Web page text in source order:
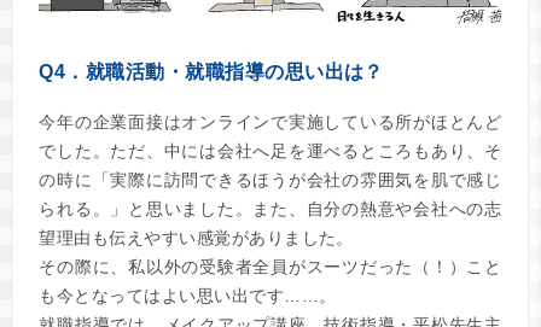
Q4．就職活動・就職指導の思い出は？
今年の企業面接はオンラインで実施している所がほとんど
でした。ただ、中には会社へ足を運べるところもあり、そ
の時に「実際に訪問できるほうが会社の雰囲気を肌で感じ
られる。」と思いました。また、自分の熱意や会社への志
望理由も伝えやすい感覚がありました。
その際に、私以外の受験者全員がスーツだった（！）こと
も今となってはよい思い出です……。